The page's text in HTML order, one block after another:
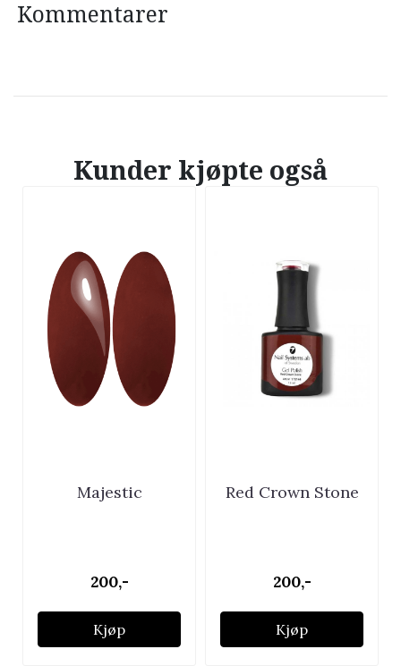
Kommentarer
Kunder kjøpte også
Majestic
200,-
Kjøp
Red Crown Stone
200,-
Kjøp